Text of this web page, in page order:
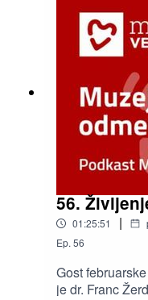
56.
01:25:51 |
Ep. 56
Gost
je dr. Franc